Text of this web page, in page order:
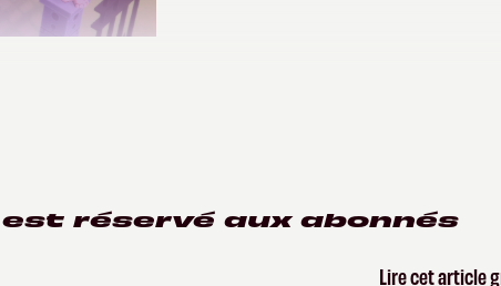
réservé aux abonnés
Lire cet article